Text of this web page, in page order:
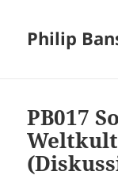
Philip
PB017